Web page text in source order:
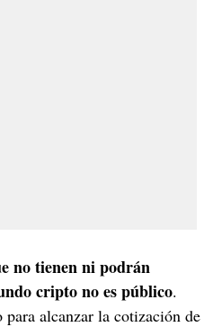
no tienen ni podrán
cripto no es público.
para alcanzar la cotización de